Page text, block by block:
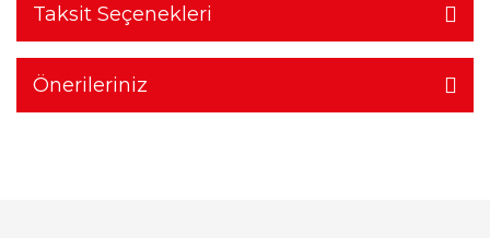
Taksit Seçenekleri
Önerileriniz